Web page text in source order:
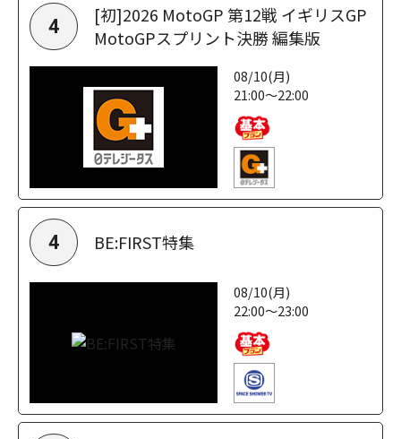
4
[初]2026 MotoGP 第12戦 イギリスGP
MotoGPスプリント決勝 編集版
08/10(月)
21:00～22:00
4 BE:FIRST特集
08/10(月)
22:00～23:00